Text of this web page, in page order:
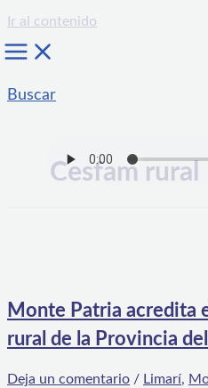
Ir al contenido
Buscar
Cesfam rural
Monte Patria acredita
rural de la Provincia
Deja un comentario / Limarí,